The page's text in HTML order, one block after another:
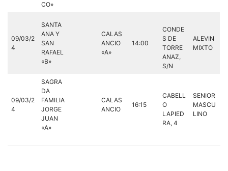
CO»
09/03/2
4
SANTA
ANA Y
SAN
RAFAEL
«B»
CALAS
ANCIO
«A»
14:00
CONDE
S DE
TORRE
ANAZ,
S/N
ALEVIN
MIXTO
09/03/2
4
SAGRA
DA
FAMILIA
JORGE
JUAN
«A»
CALAS
ANCIO
16:15
CABELL
O
LAPIED
RA, 4
SENIOR
MASCU
LINO